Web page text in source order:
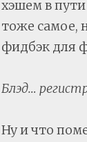
хэшем в
тоже самое,
фидбэк для
Блэд…
Ну и что